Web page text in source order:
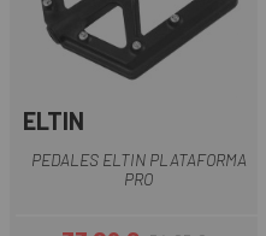
ELTIN
PEDALES ELTIN PLATAFORMA
PRO